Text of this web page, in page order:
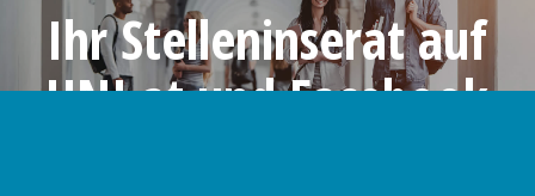
Ihr Stelleninserat auf
UNI.at und Facebook